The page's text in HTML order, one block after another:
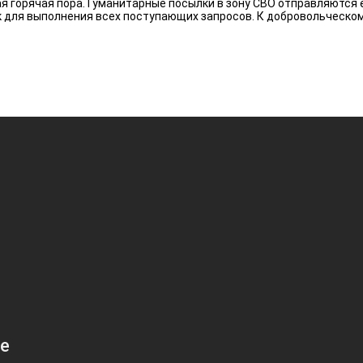
горячая пора. Гуманитарные посылки в зону СВО
для выполнения всех поступающих запросов. К